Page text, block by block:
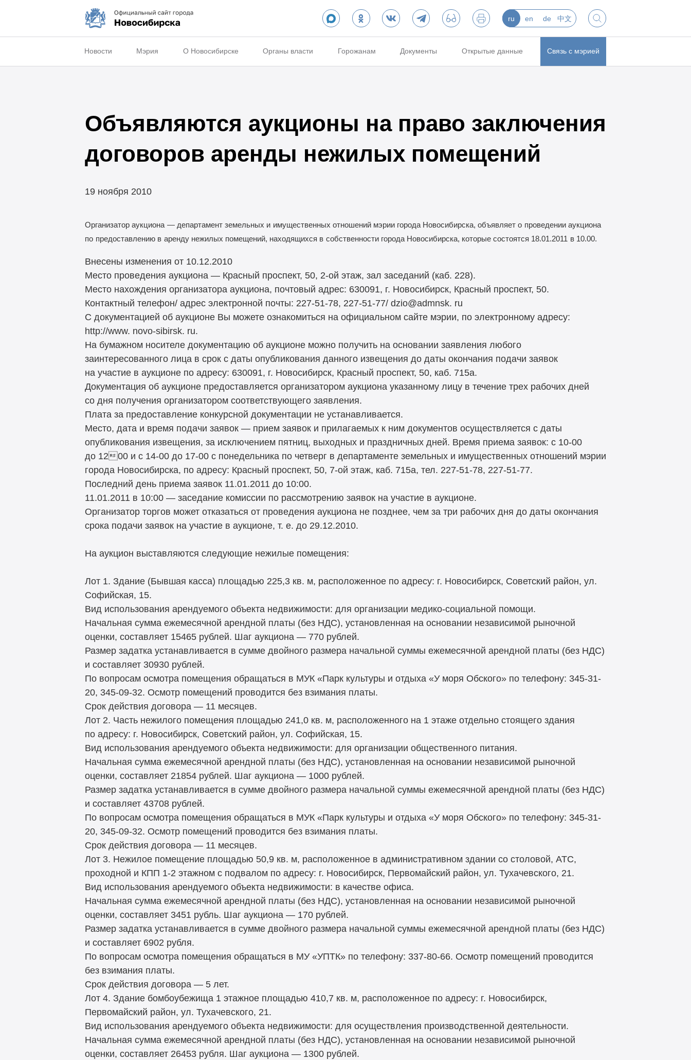
ru en de 中文
Новости Мэрия О Новосибирске Органы власти Горожанам Документы Открытые данные Связь с мэрией
Объявляются аукционы на право заключения
договоров аренды нежилых помещений
19 ноября 2010
Организатор аукциона — департамент земельных и имущественных отношений мэрии города Новосибирска, объявляет о проведении аукциона
по предоставлению в аренду нежилых помещений, находящихся в собственности города Новосибирска, которые состоятся 18.01.2011 в 10.00.
Внесены изменения от 10.12.2010
Место проведения аукциона — Красный проспект, 50, 2-ой этаж, зал заседаний (каб. 228).
Место нахождения организатора аукциона, почтовый адрес: 630091, г. Новосибирск, Красный проспект, 50.
Контактный телефон/ адрес электронной почты: 227-51-78, 227-51-77/ dzio@admnsk. ru
С документацией об аукционе Вы можете ознакомиться на официальном сайте мэрии, по электронному адресу:
http://www. novo-sibirsk. ru.
На бумажном носителе документацию об аукционе можно получить на основании заявления любого
заинтересованного лица в срок с даты опубликования данного извещения до даты окончания подачи заявок
на участие в аукционе по адресу: 630091, г. Новосибирск, Красный проспект, 50, каб. 715а.
Документация об аукционе предоставляется организатором аукциона указанному лицу в течение трех рабочих дней
со дня получения организатором соответствующего заявления.
Плата за предоставление конкурсной документации не устанавливается.
Место, дата и время подачи заявок — прием заявок и прилагаемых к ним документов осуществляется с даты
опубликования извещения, за исключением пятниц, выходных и праздничных дней. Время приема заявок: с 10-00
до 1200 и с 14-00 до 17-00 с понедельника по четверг в департаменте земельных и имущественных отношений мэрии
города Новосибирска, по адресу: Красный проспект, 50, 7-ой этаж, каб. 715а, тел. 227-51-78, 227-51-77.
Последний день приема заявок 11.01.2011 до 10:00.
11.01.2011 в 10:00 — заседание комиссии по рассмотрению заявок на участие в аукционе.
Организатор торгов может отказаться от проведения аукциона не позднее, чем за три рабочих дня до даты окончания
срока подачи заявок на участие в аукционе, т. е. до 29.12.2010.
На аукцион выставляются следующие нежилые помещения:
Лот 1. Здание (Бывшая касса) площадью 225,3 кв. м, расположенное по адресу: г. Новосибирск, Советский район, ул.
Софийская, 15.
Вид использования арендуемого объекта недвижимости: для организации медико-социальной помощи.
Начальная сумма ежемесячной арендной платы (без НДС), установленная на основании независимой рыночной
оценки, составляет 15465 рублей. Шаг аукциона — 770 рублей.
Размер задатка устанавливается в сумме двойного размера начальной суммы ежемесячной арендной платы (без НДС)
и составляет 30930 рублей.
По вопросам осмотра помещения обращаться в МУК «Парк культуры и отдыха «У моря Обского» по телефону: 345-31-
20, 345-09-32. Осмотр помещений проводится без взимания платы.
Срок действия договора — 11 месяцев.
Лот 2. Часть нежилого помещения площадью 241,0 кв. м, расположенного на 1 этаже отдельно стоящего здания
по адресу: г. Новосибирск, Советский район, ул. Софийская, 15.
Вид использования арендуемого объекта недвижимости: для организации общественного питания.
Начальная сумма ежемесячной арендной платы (без НДС), установленная на основании независимой рыночной
оценки, составляет 21854 рублей. Шаг аукциона — 1000 рублей.
Размер задатка устанавливается в сумме двойного размера начальной суммы ежемесячной арендной платы (без НДС)
и составляет 43708 рублей.
По вопросам осмотра помещения обращаться в МУК «Парк культуры и отдыха «У моря Обского» по телефону: 345-31-
20, 345-09-32. Осмотр помещений проводится без взимания платы.
Срок действия договора — 11 месяцев.
Лот 3. Нежилое помещение площадью 50,9 кв. м, расположенное в административном здании со столовой, АТС,
проходной и КПП 1-2 этажном с подвалом по адресу: г. Новосибирск, Первомайский район, ул. Тухачевского, 21.
Вид использования арендуемого объекта недвижимости: в качестве офиса.
Начальная сумма ежемесячной арендной платы (без НДС), установленная на основании независимой рыночной
оценки, составляет 3451 рубль. Шаг аукциона — 170 рублей.
Размер задатка устанавливается в сумме двойного размера начальной суммы ежемесячной арендной платы (без НДС)
и составляет 6902 рубля.
По вопросам осмотра помещения обращаться в МУ «УПТК» по телефону: 337-80-66. Осмотр помещений проводится
без взимания платы.
Срок действия договора — 5 лет.
Лот 4. Здание бомбоубежища 1 этажное площадью 410,7 кв. м, расположенное по адресу: г. Новосибирск,
Первомайский район, ул. Тухачевского, 21.
Вид использования арендуемого объекта недвижимости: для осуществления производственной деятельности.
Начальная сумма ежемесячной арендной платы (без НДС), установленная на основании независимой рыночной
оценки, составляет 26453 рубля. Шаг аукциона — 1300 рублей.